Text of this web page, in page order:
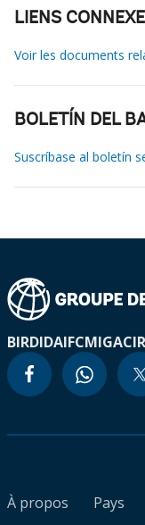
LIENS
Voir les documents
BOLETÍN DEL
Suscríbase al boletín
BIRDIDAIFCMIGA
À propos
Pays